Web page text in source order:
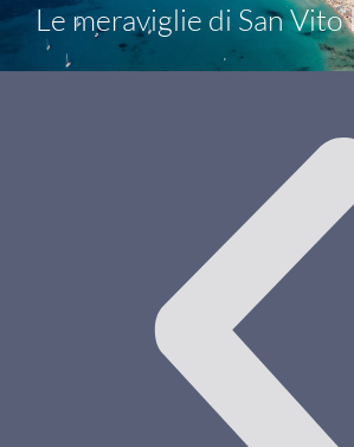
Le meraviglie di San Vito